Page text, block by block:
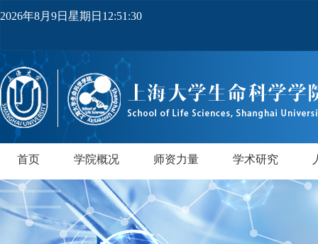
2026年8月9日星期日12:51:31
首页 学院概况
学院简介
党政领导
机构设置 实验中心
师资力量
领军人才 领军人才
教师队伍 正高级
副高级
中级
博士后
行业导师
学术研究
PI实验室